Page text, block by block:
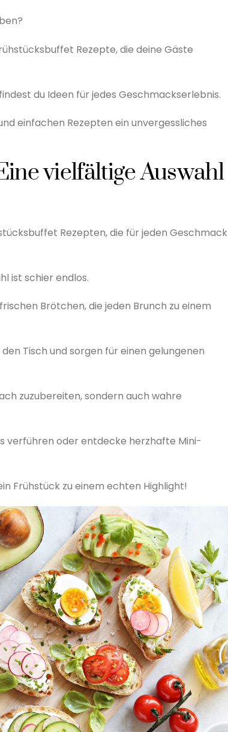
Rezepte, die deine Gäste
du Ideen für jedes Geschmackserlebnis.
einfachen Rezepten ein unvergessliches
vielfältige Auswahl
Rezepten, die für jeden Geschmack
ist schier endlos.
Brötchen, die jeden Brunch zu einem
Tisch und sorgen für einen gelungenen
zuzubereiten, sondern auch wahre
verführen oder entdecke herzhafte Mini-
Frühstück zu einem echten Highlight!